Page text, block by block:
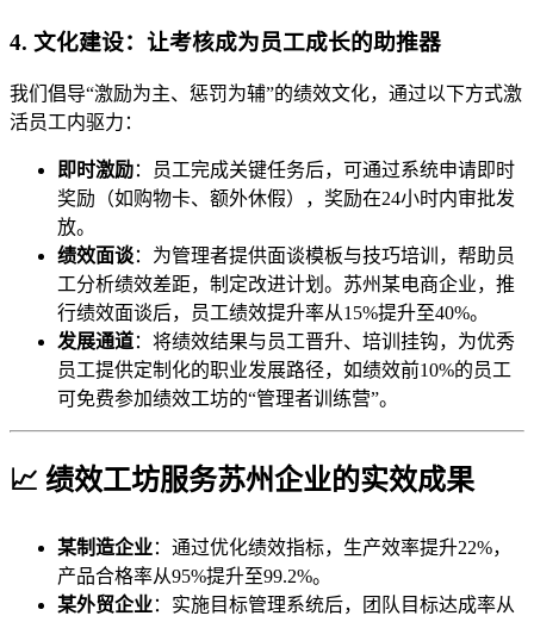
4. 文化建设：让考核成为员工成长的助推器
我们倡导“激励为主、惩罚为辅”的绩效文化，通过以下方式激
活员工内驱力：
即时激励：员工完成关键任务后，可通过系统申请即时
奖励（如购物卡、额外休假），奖励在24小时内审批发
放。
绩效面谈：为管理者提供面谈模板与技巧培训，帮助员
工分析绩效差距，制定改进计划。苏州某电商企业，推
行绩效面谈后，员工绩效提升率从15%提升至40%。
发展通道：将绩效结果与员工晋升、培训挂钩，为优秀
员工提供定制化的职业发展路径，如绩效前10%的员工
可免费参加绩效工坊的“管理者训练营”。
📈 绩效工坊服务苏州企业的实效成果
某制造企业：通过优化绩效指标，生产效率提升22%，
产品合格率从95%提升至99.2%。
某外贸企业：实施目标管理系统后，团队目标达成率从